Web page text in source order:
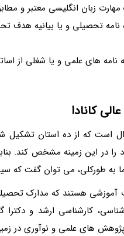
زبان انگلیسی معتبر و
نامه تحصیلی و یا بیانیه هدف
نامه های علمی و یا شغلی از
کانادا
است که از ده استان
را در این زمینه مشخص کند.
به طورکلی، می توان گفت که
آموزشی هستند که مدارک
کارشناسی ارشد و
های علمی و نوآوری در